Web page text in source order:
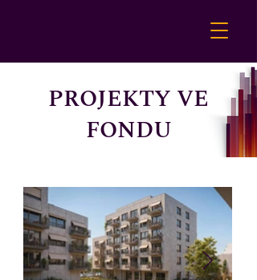
PROJEKTY VE
FONDU